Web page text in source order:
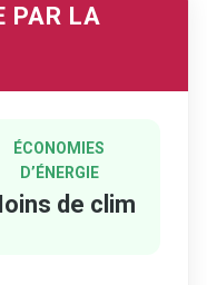
PAR LA
ÉCONOMIES
D’ÉNERGIE
de clim